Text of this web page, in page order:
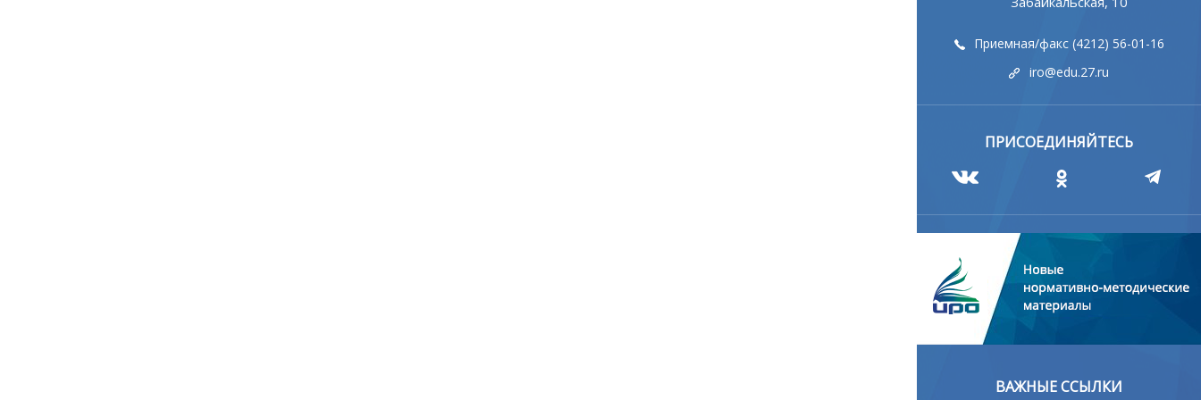
Приемная/факс (4212) 56-01-16
iro@edu.27.ru
ПРИСОЕДИНЯЙТЕСЬ
ВАЖНЫЕ ССЫЛКИ